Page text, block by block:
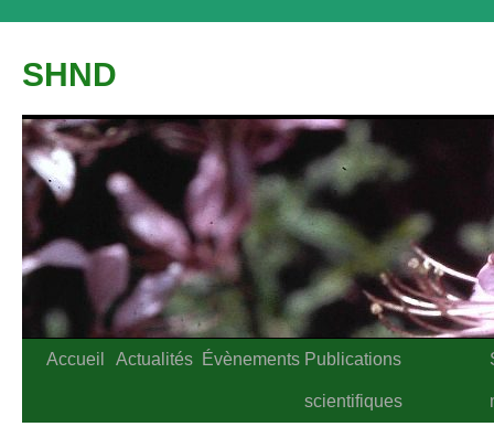
contenu
SHND
Accueil Actualités Évènements Publications
scientifiques